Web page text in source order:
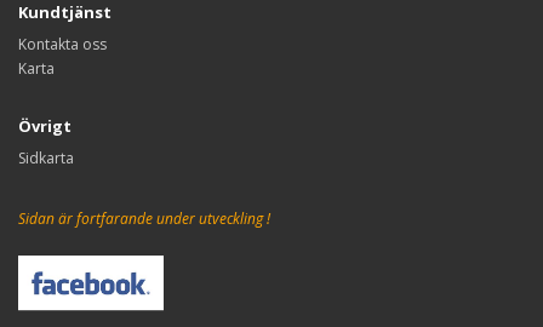
Kundtjänst
Kontakta oss
Karta
Övrigt
Sidkarta
Sidan är fortfarande under utveckling !